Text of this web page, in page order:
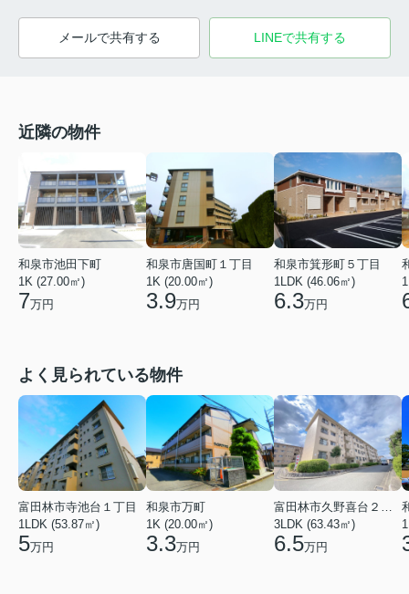
メールで共有する LINEで共有する
近隣の物件
和泉市池田下町
1K (27.00㎡)
7万円
和泉市唐国町１丁目
1K (20.00㎡)
3.9万円
和泉市箕形町５丁目
1LDK (46.06㎡)
6.3万円
よく見られている物件
富田林市寺池台１丁目
1LDK (53.87㎡)
5万円
和泉市万町
1K (20.00㎡)
3.3万円
富田林市久野喜台２丁目
3LDK (63.43㎡)
6.5万円